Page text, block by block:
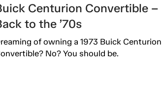
Centurion Convertible –
to the ’70s
of owning a 1973 Buick Centurion
No? You should be.